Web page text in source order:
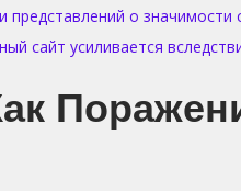
о
сайт усиливается